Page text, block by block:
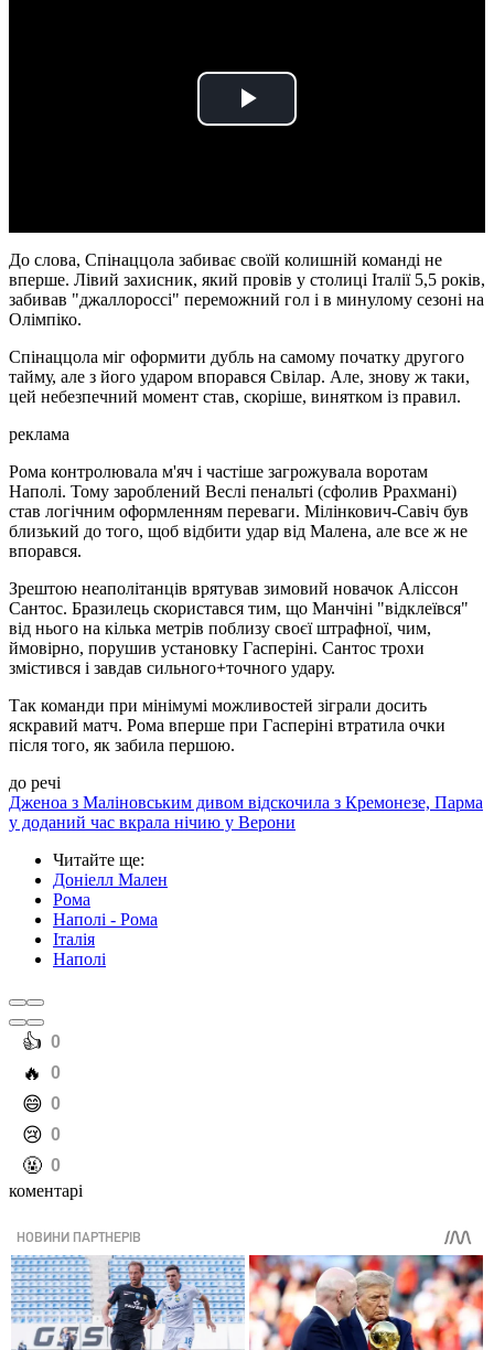
Play
До слова, Спінаццола забиває своїй колишній команді не
вперше. Лівий захисник, який провів у столиці Італії 5,5 років,
забивав "джаллороссі" переможний гол і в минулому сезоні на
Олімпіко.
Спінаццола міг оформити дубль на самому початку другого
тайму, але з його ударом впорався Свілар. Але, знову ж таки,
цей небезпечний момент став, скоріше, винятком із правил.
реклама
Рома контролювала м'яч і частіше загрожувала воротам
Наполі. Тому зароблений Веслі пенальті (сфолив Ррахмані)
став логічним оформленням переваги. Мілінкович-Савіч був
близький до того, щоб відбити удар від Малена, але все ж не
впорався.
Зрештою неаполітанців врятував зимовий новачок Аліссон
Сантос. Бразилець скористався тим, що Манчіні "відклеївся"
від нього на кілька метрів поблизу своєї штрафної, чим,
ймовірно, порушив установку Гасперіні. Сантос трохи
змістився і завдав сильного+точного удару.
Так команди при мінімумі можливостей зіграли досить
яскравий матч. Рома вперше при Гасперіні втратила очки
після того, як забила першою.
до речі
Дженоа з Маліновським дивом відскочила з Кремонезе, Парма
у доданий час вкрала нічию у Верони
Читайте ще:
Доніелл Мален
Рома
Наполі - Рома
Італія
Наполі
️👍 0
️🔥 0
️😄 0
️😢 0
️🤬 0
коментарі